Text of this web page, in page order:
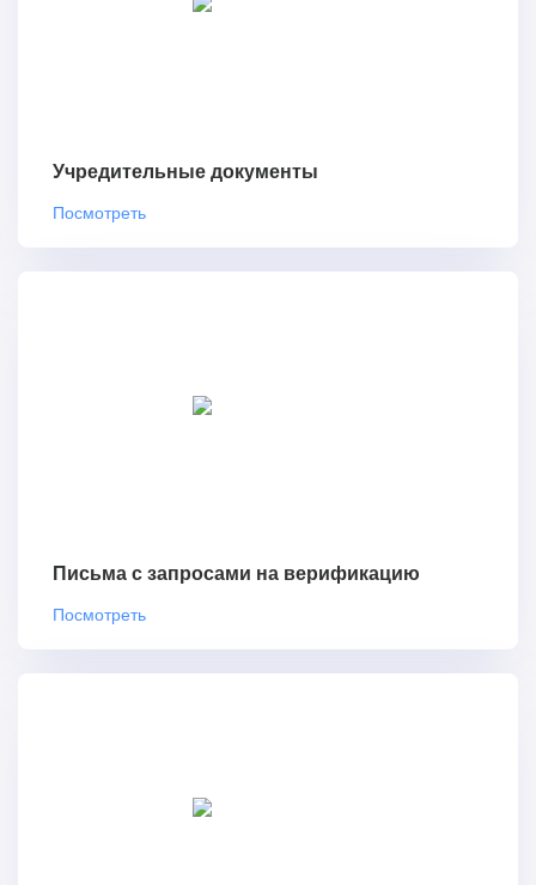
Учредительные документы
Посмотреть
Письма с запросами на верификацию
Посмотреть